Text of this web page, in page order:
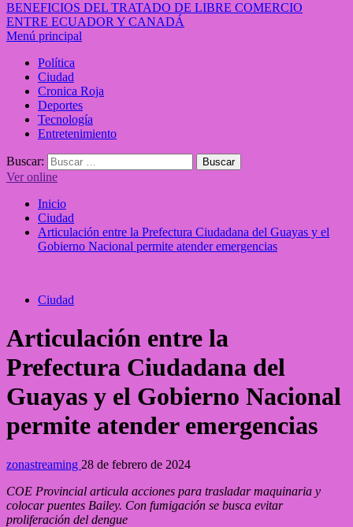
BENEFICIOS DEL TRATADO DE LIBRE COMERCIO
ENTRE ECUADOR Y CANADÁ
Menú principal
Política
Ciudad
Cronica Roja
Deportes
Tecnología
Entretenimiento
Buscar:
Ver online
Inicio
Ciudad
Articulación entre la Prefectura Ciudadana del Guayas y el
Gobierno Nacional permite atender emergencias
Ciudad
Articulación entre la
Prefectura Ciudadana del
Guayas y el Gobierno Nacional
permite atender emergencias
zonastreaming 28 de febrero de 2024
COE Provincial articula acciones para trasladar maquinaria y
colocar puentes Bailey. Con fumigación se busca evitar
proliferación del dengue